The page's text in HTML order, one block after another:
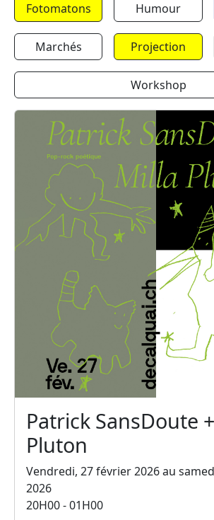
Fotomatons Humour
Marchés Projection
Workshop
Patrick SansDoute
Pluton
Vendredi, 27 février 2026 au
2026
20H00 - 01H00